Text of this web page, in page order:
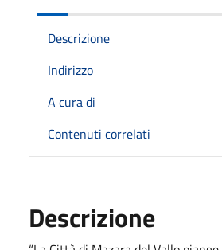
Descrizione
Indirizzo
A cura di
Contenuti correlati
Descrizione